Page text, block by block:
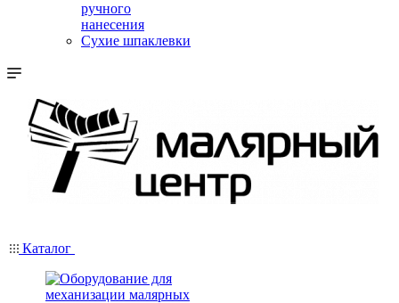
ручного
нанесения
Сухие шпаклевки
Каталог